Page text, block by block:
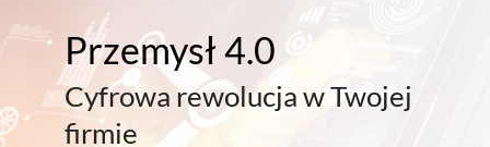
Przemysł 4.0
Cyfrowa rewolucja w Twojej
firmie